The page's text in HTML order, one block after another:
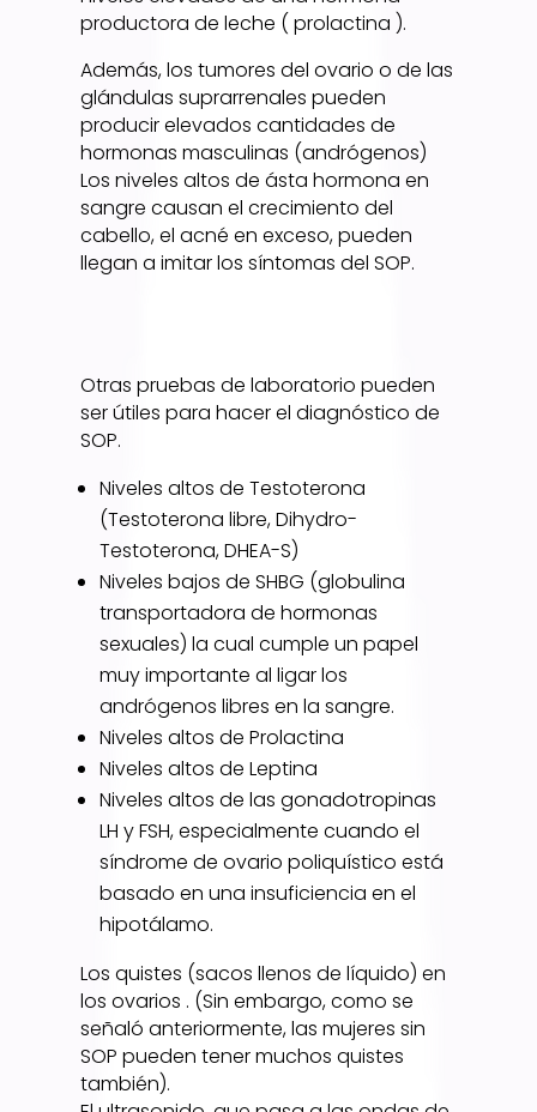
productora de leche ( prolactina ).
Además, los tumores del ovario o de las
glándulas suprarrenales pueden
producir elevados cantidades de
hormonas masculinas (andrógenos)
Los niveles altos de ásta hormona en
sangre causan el crecimiento del
cabello, el acné en exceso, pueden
llegan a imitar los síntomas del SOP.
Otras pruebas de laboratorio pueden
ser útiles para hacer el diagnóstico de
SOP.
Niveles altos de Testoterona
(Testoterona libre, Dihydro-
Testoterona, DHEA-S)
Niveles bajos de SHBG (globulina
transportadora de hormonas
sexuales) la cual cumple un papel
muy importante al ligar los
andrógenos libres en la sangre.
Niveles altos de Prolactina
Niveles altos de Leptina
Niveles altos de las gonadotropinas
LH y FSH, especialmente cuando el
síndrome de ovario poliquístico está
basado en una insuficiencia en el
hipotálamo.
Los quistes (sacos llenos de líquido) en
los ovarios . (Sin embargo, como se
señaló anteriormente, las mujeres sin
SOP pueden tener muchos quistes
también).